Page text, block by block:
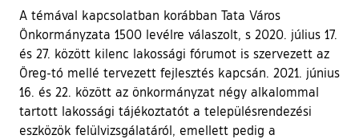
A témával kapcsolatban korábban Tata Város
Önkormányzata 1500 levélre válaszolt, s 2020. július 17.
és 27. között kilenc lakossági fórumot is szervezett az
Öreg-tó mellé tervezett fejlesztés kapcsán. 2021. június
16. és 22. között az önkormányzat négy alkalommal
tartott lakossági tájékoztatót a településrendezési
eszközök felülvizsgálatáról, emellett pedig a